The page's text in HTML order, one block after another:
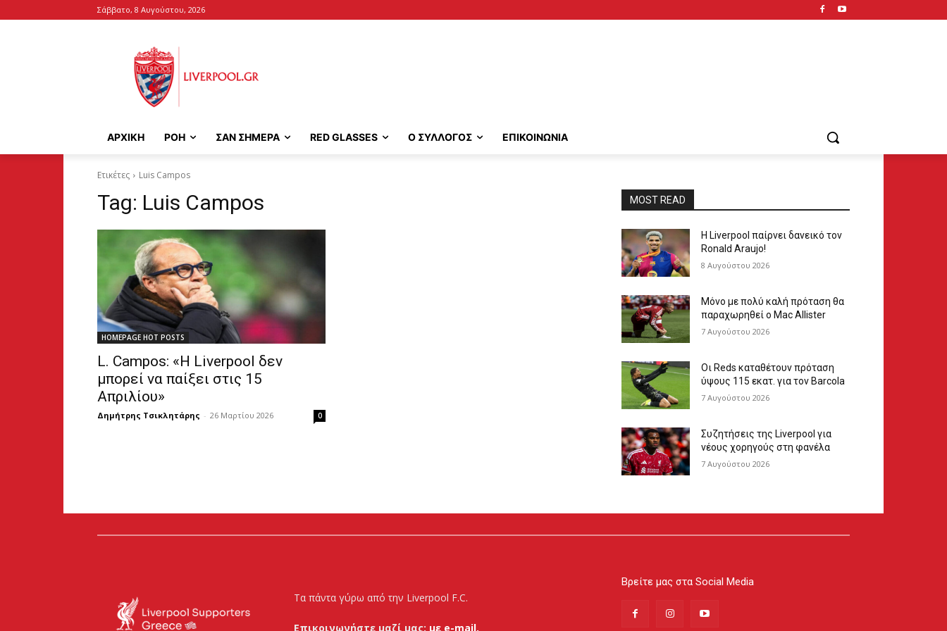
Σάββατο, 8 Αυγούστου, 2026
ΑΡΧΙΚΉ ΡΟΗ ΣΑΝ ΣΗΜΕΡΑ RED GLASSES Ο ΣΥΛΛΟΓΟΣ ΕΠΙΚΟΙΝΩΝΙΑ
Ετικέτες Luis Campos
Tag: Luis Campos
HOMEPAGE HOT POSTS
L. Campos: «Η Liverpool δεν
μπορεί να παίξει στις 15
Απριλίου»
Δημήτρης Τσικλητάρης - 26 Μαρτίου 2026 0
MOST READ
Η Liverpool παίρνει δανεικό τον
Ronald Araujo!
8 Αυγούστου 2026
Μόνο με πολύ καλή πρόταση θα
παραχωρηθεί ο Mac Allister
7 Αυγούστου 2026
Οι Reds καταθέτουν πρόταση
ύψους 115 εκατ. για τον Barcola
7 Αυγούστου 2026
Συζητήσεις της Liverpool για
νέους χορηγούς στη φανέλα
7 Αυγούστου 2026
Τα πάντα γύρω από την Liverpool F.C.
Επικοινωνήστε μαζί μας: με e-mail.
Βρείτε μας στα Social Media